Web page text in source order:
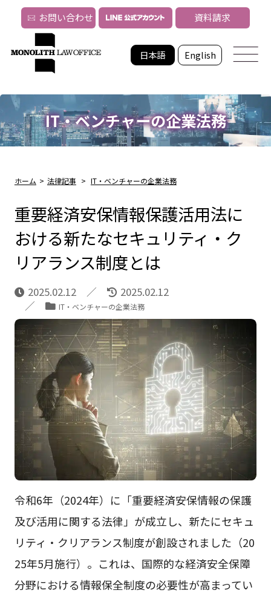
日本語 English
お問い合わせ 資料請求
IT・ベンチャーの企業法務
ホーム > 法律記事 > IT・ベンチャーの企業法務
重要経済安保情報保護活用法に
おける新たなセキュリティ・ク
リアランス制度とは
2025.02.12 2025.02.12
IT・ベンチャーの企業法務
令和6年（2024年）に「重要経済安保情報の保護
及び活用に関する法律」が成立し、新たにセキュ
リティ・クリアランス制度が創設されました（20
25年5月施行）。これは、国際的な経済安全保障
分野における情報保全制度の必要性が高まってい